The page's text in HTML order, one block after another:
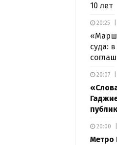
10 лет
суда:
20:25
20:07
Метро
20:00